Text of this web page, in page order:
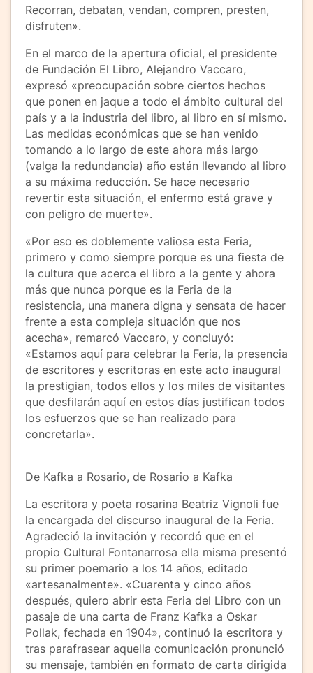
Recorran, debatan, vendan, compren, presten,
disfruten».
En el marco de la apertura oficial, el presidente
de Fundación El Libro, Alejandro Vaccaro,
expresó «preocupación sobre ciertos hechos
que ponen en jaque a todo el ámbito cultural del
país y a la industria del libro, al libro en sí mismo.
Las medidas económicas que se han venido
tomando a lo largo de este ahora más largo
(valga la redundancia) año están llevando al libro
a su máxima reducción. Se hace necesario
revertir esta situación, el enfermo está grave y
con peligro de muerte».
«Por eso es doblemente valiosa esta Feria,
primero y como siempre porque es una fiesta de
la cultura que acerca el libro a la gente y ahora
más que nunca porque es la Feria de la
resistencia, una manera digna y sensata de hacer
frente a esta compleja situación que nos
acecha», remarcó Vaccaro, y concluyó:
«Estamos aquí para celebrar la Feria, la presencia
de escritores y escritoras en este acto inaugural
la prestigian, todos ellos y los miles de visitantes
que desfilarán aquí en estos días justifican todos
los esfuerzos que se han realizado para
concretarla».
De Kafka a Rosario, de Rosario a Kafka
La escritora y poeta rosarina Beatriz Vignoli fue
la encargada del discurso inaugural de la Feria.
Agradeció la invitación y recordó que en el
propio Cultural Fontanarrosa ella misma presentó
su primer poemario a los 14 años, editado
«artesanalmente». «Cuarenta y cinco años
después, quiero abrir esta Feria del Libro con un
pasaje de una carta de Franz Kafka a Oskar
Pollak, fechada en 1904», continuó la escritora y
tras parafrasear aquella comunicación pronunció
su mensaje, también en formato de carta dirigida